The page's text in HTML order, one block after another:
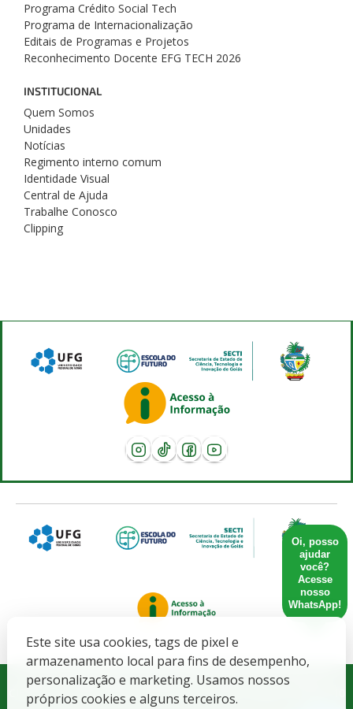
Oi, posso
ajudar
você?
Acesse
nosso
WhatsApp!
Este site usa cookies, tags de pixel e
armazenamento local para fins de desempenho,
personalização e marketing. Usamos nossos
próprios cookies e alguns terceiros.
Programa Crédito Social Tech
Programa de Internacionalização
Editais de Programas e Projetos
Reconhecimento Docente EFG TECH 2026
INSTITUCIONAL
Quem Somos
Unidades
Notícias
Regimento interno comum
Identidade Visual
Central de Ajuda
Trabalhe Conosco
Clipping
Governo do Estado de Goiás. SECRETARIA DE ESTADO DE
CIENCIA, TECNOLOGIA E INOVACAO - CNPJ: 21.652.711/0001-10